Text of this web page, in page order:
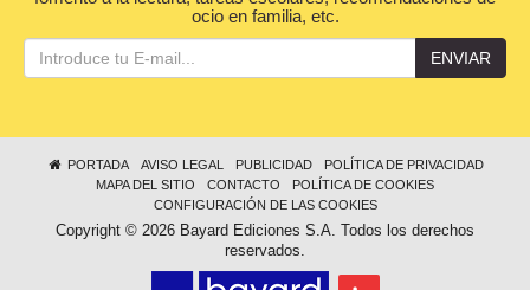
ocio en familia, etc.
ENVIAR
PORTADA AVISO LEGAL PUBLICIDAD
POLÍTICA DE PRIVACIDAD
MAPA DEL SITIO
CONTACTO
POLÍTICA DE COOKIES
CONFIGURACIÓN DE LAS COOKIES
Copyright © 2026 Bayard Ediciones S.A. Todos los derechos
reservados.